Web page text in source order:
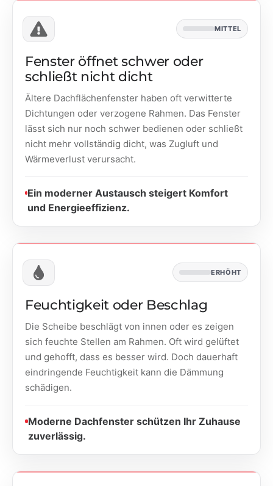
MITTEL
Fenster öffnet schwer oder
schließt nicht dicht
Ältere Dachflächenfenster haben oft verwitterte
Dichtungen oder verzogene Rahmen. Das Fenster
lässt sich nur noch schwer bedienen oder schließt
nicht mehr vollständig dicht, was Zugluft und
Wärmeverlust verursacht.
Ein moderner Austausch steigert Komfort
und Energieeffizienz.
ERHÖHT
Feuchtigkeit oder Beschlag
Die Scheibe beschlägt von innen oder es zeigen
sich feuchte Stellen am Rahmen. Oft wird gelüftet
und gehofft, dass es besser wird. Doch dauerhaft
eindringende Feuchtigkeit kann die Dämmung
schädigen.
Moderne Dachfenster schützen Ihr Zuhause
zuverlässig.